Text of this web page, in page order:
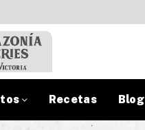
Recetas Blog